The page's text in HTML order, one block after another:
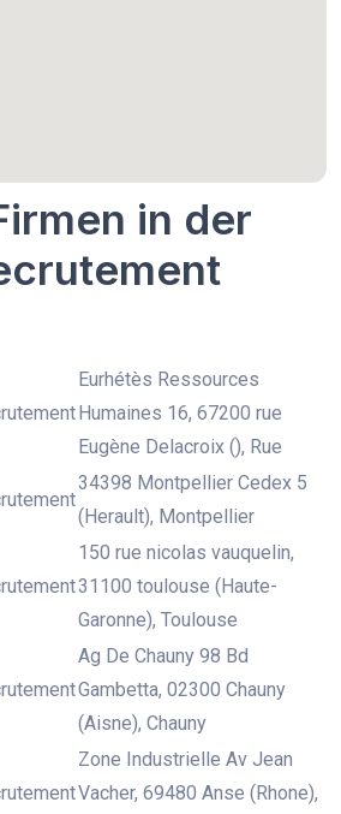
in der
Eurhétès Ressources
Humaines 16, 67200 rue
Eugène Delacroix (), Rue
34398 Montpellier Cedex 5
(Herault), Montpellier
150 rue nicolas vauquelin,
31100 toulouse (Haute-
Garonne), Toulouse
Ag De Chauny 98 Bd
Gambetta, 02300 Chauny
(Aisne), Chauny
Zone Industrielle Av Jean
Vacher, 69480 Anse (Rhone),